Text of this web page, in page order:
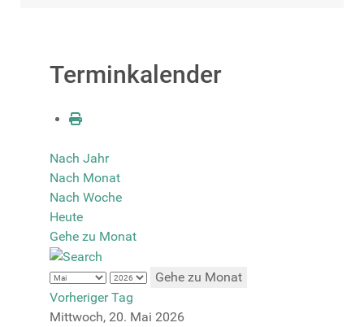
Terminkalender
Nach Jahr
Nach Monat
Nach Woche
Heute
Gehe zu Monat
Gehe zu Monat
Vorheriger Tag
Mittwoch, 20. Mai 2026